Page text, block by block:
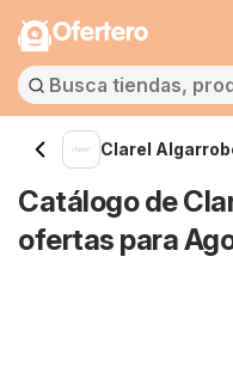
Ofertero
Clarel
Catálogo de
ofertas para